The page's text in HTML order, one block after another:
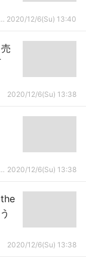
乃木通☆世界最速！乃木坂46欅坂46日向坂46速報まとめ 2020/12/6(Su) 13:40
2020/12/6(Su) 13:38
乃木通☆世界最速！乃木坂46欅坂46日向坂46速報まとめ 2020/12/6(Su) 13:38
2020/12/6(Su) 13:38